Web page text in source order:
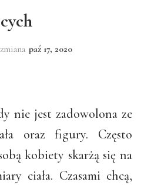
paź 17, 2020
nie jest zadowolona ze
oraz figury. Często
kobiety skarżą się na
ciała. Czasami chcą,